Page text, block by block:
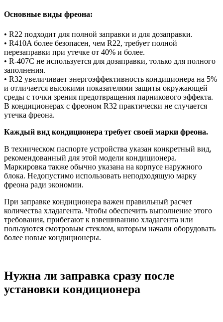
Основные виды фреона:
• R22 подходит для полной заправки и для дозаправки.
• R410A более безопасен, чем R22, требует полной
перезаправки при утечке от 40% и более.
• R-407С не используется для дозаправки, только для полного
заполнения.
• R32 увеличивает энергоэффективность кондиционера на 5%
и отличается высокими показателями защиты окружающей
среды с точки зрения предотвращения парникового эффекта.
В кондиционерах с фреоном R32 практически не случается
утечка фреона.
Каждый вид кондиционера требует своей марки фреона.
В техническом паспорте устройства указан конкретный вид,
рекомендованный для этой модели кондиционера.
Маркировка также обычно указана на корпусе наружного
блока. Недопустимо использовать неподходящую марку
фреона ради экономии.
При заправке кондиционера важен правильный расчет
количества хладагента. Чтобы обеспечить выполнение этого
требования, прибегают к взвешиванию хладагента или
пользуются смотровым стеклом, которым начали оборудовать
более новые кондиционеры.
Нужна ли заправка сразу после
установки кондиционера